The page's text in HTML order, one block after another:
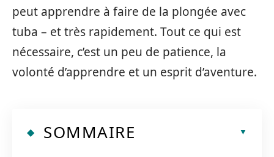
peut apprendre à faire de la plongée avec
tuba – et très rapidement. Tout ce qui est
nécessaire, c’est un peu de patience, la
volonté d’apprendre et un esprit d’aventure.
SOMMAIRE